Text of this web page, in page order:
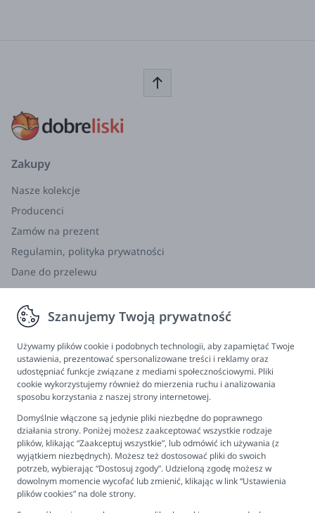
Zakupy
Nasze kolekcje
Producenci
Zamów na prezent
Regulamin, polityka prywatności
Dane do przelewu
Zwroty, wymiana, reklamacja
Informacje
Program lojalnościowy
FAQ - najczęściej zadawane pytania
Newsletter
Ustawienia plików cookies
Biuro obsługi klienta
Pon. - Pt. 9:00 - 16:00
Szanujemy Twoją prywatność
Używamy plików cookie i podobnych technologii, aby zapamiętać Twoje
ustawienia, prezentować spersonalizowane treści i reklamy oraz
udostępniać funkcje związane z mediami społecznościowymi. Pliki
cookie wykorzystujemy również do mierzenia ruchu i analizowania
sposobu korzystania z naszej strony internetowej.
Domyślnie włączone są jedynie pliki niezbędne do poprawnego
działania strony. Poniżej możesz zaakceptować wszystkie rodzaje
plików, klikając “Zaakceptuj wszystkie”, lub odmówić ich używania (z
wyjątkiem niezbędnych). Możesz też dostosować pliki do swoich
potrzeb, wybierając “Dostosuj zgody”. Udzieloną zgodę możesz w
dowolnym momencie wycofać lub zmienić, klikając w link “Ustawienia
plików cookies” na dole strony.